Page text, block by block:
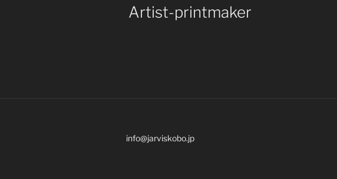
Artist-printmaker
info@jarviskobo.jp